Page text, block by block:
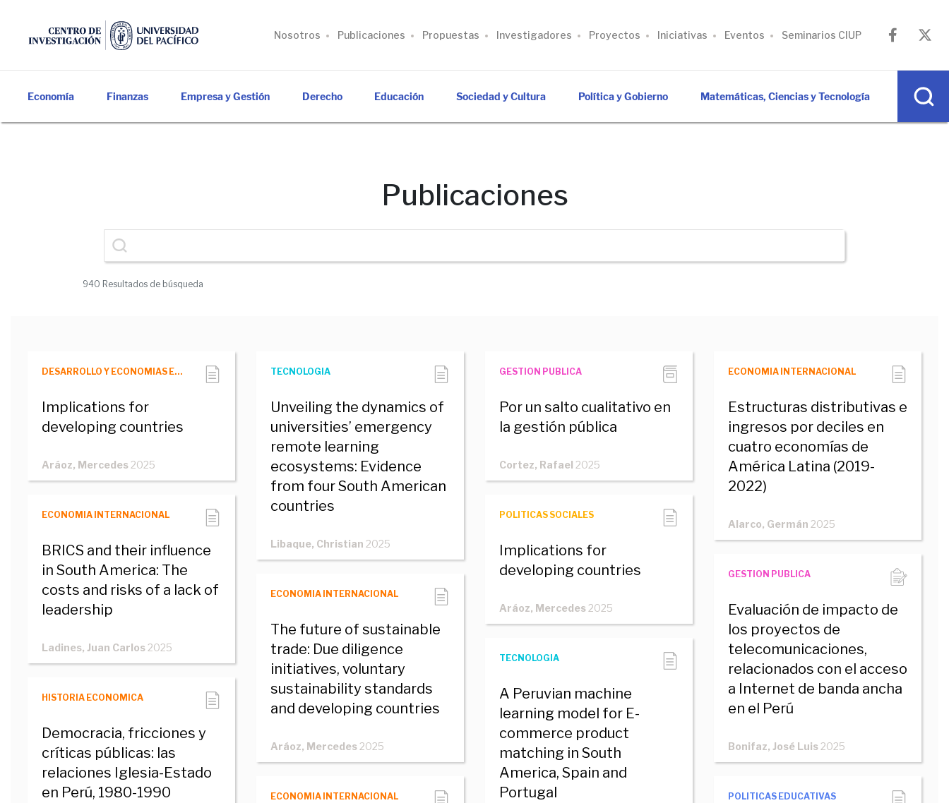
Nosotros Publicaciones Propuestas Investigadores Proyectos Iniciativas Eventos Seminarios CIUP
Economía Finanzas Empresa y Gestión Derecho Educación Sociedad y Cultura Política y Gobierno Matemáticas, Ciencias y Tecnología
Publicaciones
940 Resultados de búsqueda
DESARROLLO Y ECONOMIAS EMERGENTES
Implications for
developing countries
Aráoz, Mercedes2025
TECNOLOGIA
Unveiling the dynamics of
universities’ emergency
remote learning
ecosystems: Evidence
from four South American
countries
Libaque, Christian 2025
GESTION PUBLICA
Por un salto cualitativo en
la gestión pública
Cortez, Rafael 2025
ECONOMIA INTERNACIONAL
Estructuras distributivas e
ingresos por deciles en
cuatro economías de
América Latina (2019-
2022)
Alarco, Germán 2025
ECONOMIA INTERNACIONAL
BRICS and their influence
in South America: The
costs and risks of a lack of
leadership
Ladines, Juan Carlos2025
POLITICAS SOCIALES
Implications for
developing countries
Aráoz, Mercedes2025
GESTION PUBLICA
Evaluación de impacto de
los proyectos de
telecomunicaciones,
relacionados con el acceso
a Internet de banda ancha
en el Perú
Bonifaz, José Luis2025
ECONOMIA INTERNACIONAL
The future of sustainable
trade: Due diligence
initiatives, voluntary
sustainability standards
and developing countries
Aráoz, Mercedes2025
TECNOLOGIA
A Peruvian machine
learning model for E-
commerce product
matching in South
America, Spain and
Portugal
HISTORIA ECONOMICA
Democracia, fricciones y
críticas públicas: las
relaciones Iglesia-Estado
en Perú, 1980-1990
ECONOMIA INTERNACIONAL POLITICAS EDUCATIVAS